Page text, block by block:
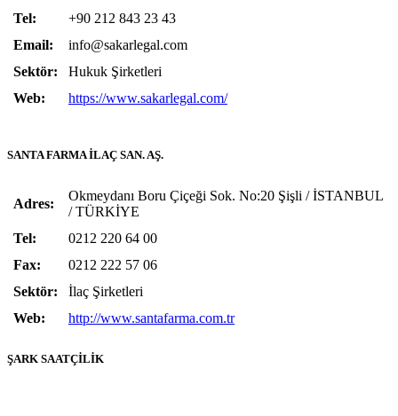
Tel:
+90 212 843 23 43
Email:
info@sakarlegal.com
Sektör:
Hukuk Şirketleri
Web:
https://www.sakarlegal.com/
SANTA FARMA İLAÇ SAN. AŞ.
Adres:
Okmeydanı Boru Çiçeği Sok. No:20 Şişli / İSTANBUL
/ TÜRKİYE
Tel:
0212 220 64 00
Fax:
0212 222 57 06
Sektör:
İlaç Şirketleri
Web:
http://www.santafarma.com.tr
ŞARK SAATÇİLİK